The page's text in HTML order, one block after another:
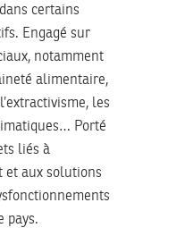
certains
Engagé sur
notamment
alimentaire,
les
Porté
liés à
et aux solutions
pays.